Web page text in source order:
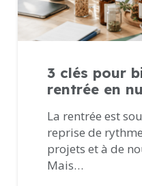
3 clés pour
rentrée en
La rentrée est
reprise de
projets et à de
Mais…